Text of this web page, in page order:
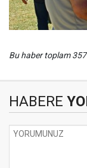
Bu haber toplam
HABERE